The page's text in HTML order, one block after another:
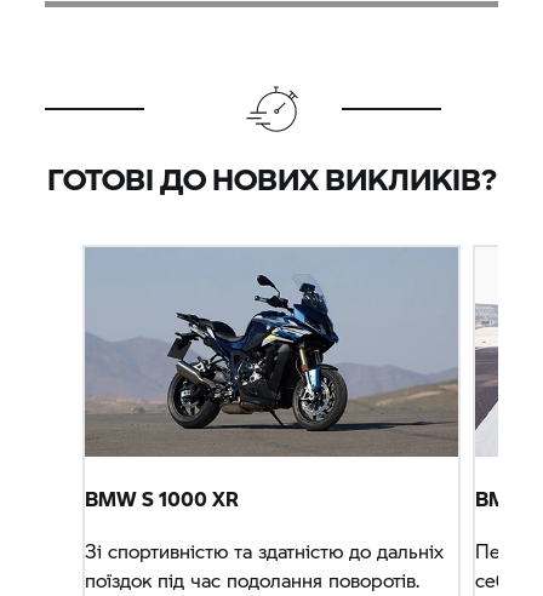
ГОТОВІ ДО НОВИХ ВИКЛИКІВ?
BMWS 1000 XR
Зі спортивністю та здатністю до дальніх
поїздок під час подолання поворотів.
BMW
себе